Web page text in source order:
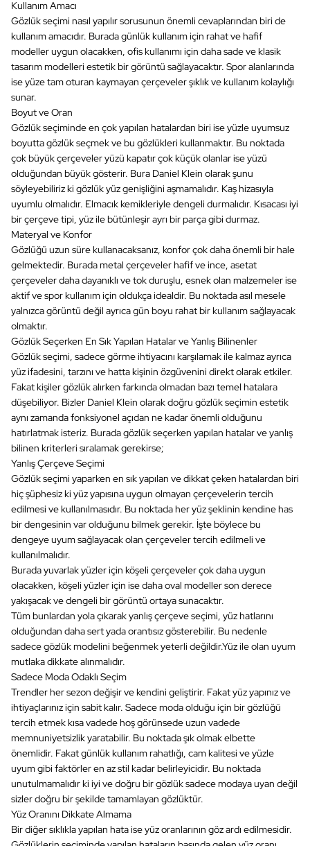
Kullanım Amacı
Gözlük seçimi nasıl yapılır sorusunun önemli cevaplarından biri de
kullanım amacıdır. Burada günlük kullanım için rahat ve hafif
modeller uygun olacakken, ofis kullanımı için daha sade ve klasik
tasarım modelleri estetik bir görüntü sağlayacaktır. Spor alanlarında
ise yüze tam oturan kaymayan çerçeveler şıklık ve kullanım kolaylığı
sunar.
Boyut ve Oran
Gözlük seçiminde en çok yapılan hatalardan biri ise yüzle uyumsuz
boyutta gözlük seçmek ve bu gözlükleri kullanmaktır. Bu noktada
çok büyük çerçeveler yüzü kapatır çok küçük olanlar ise yüzü
olduğundan büyük gösterir. Bura Daniel Klein olarak şunu
söyleyebiliriz ki gözlük yüz genişliğini aşmamalıdır. Kaş hizasıyla
uyumlu olmalıdır. Elmacık kemikleriyle dengeli durmalıdır. Kısacası iyi
bir çerçeve tipi, yüz ile bütünleşir ayrı bir parça gibi durmaz.
Materyal ve Konfor
Gözlüğü uzun süre kullanacaksanız, konfor çok daha önemli bir hale
gelmektedir. Burada metal çerçeveler hafif ve ince, asetat
çerçeveler daha dayanıklı ve tok duruşlu, esnek olan malzemeler ise
aktif ve spor kullanım için oldukça idealdir. Bu noktada asıl mesele
yalnızca görüntü değil ayrıca gün boyu rahat bir kullanım sağlayacak
olmaktır.
Gözlük Seçerken En Sık Yapılan Hatalar ve Yanlış Bilinenler
Gözlük seçimi, sadece görme ihtiyacını karşılamak ile kalmaz ayrıca
yüz ifadesini, tarzını ve hatta kişinin özgüvenini direkt olarak etkiler.
Fakat kişiler gözlük alırken farkında olmadan bazı temel hatalara
düşebiliyor. Bizler Daniel Klein olarak doğru gözlük seçimin estetik
aynı zamanda fonksiyonel açıdan ne kadar önemli olduğunu
hatırlatmak isteriz. Burada gözlük seçerken yapılan hatalar ve yanlış
bilinen kriterleri sıralamak gerekirse;
Yanlış Çerçeve Seçimi
Gözlük seçimi yaparken en sık yapılan ve dikkat çeken hatalardan biri
hiç şüphesiz ki yüz yapısına uygun olmayan çerçevelerin tercih
edilmesi ve kullanılmasıdır. Bu noktada her yüz şeklinin kendine has
bir dengesinin var olduğunu bilmek gerekir. İşte böylece bu
dengeye uyum sağlayacak olan çerçeveler tercih edilmeli ve
kullanılmalıdır.
Burada yuvarlak yüzler için köşeli çerçeveler çok daha uygun
olacakken, köşeli yüzler için ise daha oval modeller son derece
yakışacak ve dengeli bir görüntü ortaya sunacaktır.
Tüm bunlardan yola çıkarak yanlış çerçeve seçimi, yüz hatlarını
olduğundan daha sert yada orantısız gösterebilir. Bu nedenle
sadece gözlük modelini beğenmek yeterli değildir.Yüz ile olan uyum
mutlaka dikkate alınmalıdır.
Sadece Moda Odaklı Seçim
Trendler her sezon değişir ve kendini geliştirir. Fakat yüz yapınız ve
ihtiyaçlarınız için sabit kalır. Sadece moda olduğu için bir gözlüğü
tercih etmek kısa vadede hoş görünsede uzun vadede
memnuniyetsizlik yaratabilir. Bu noktada şık olmak elbette
önemlidir. Fakat günlük kullanım rahatlığı, cam kalitesi ve yüzle
uyum gibi faktörler en az stil kadar belirleyicidir. Bu noktada
unutulmamalıdır ki iyi ve doğru bir gözlük sadece modaya uyan değil
sizler doğru bir şekilde tamamlayan gözlüktür.
Yüz Oranını Dikkate Almama
Bir diğer sıklıkla yapılan hata ise yüz oranlarının göz ardı edilmesidir.